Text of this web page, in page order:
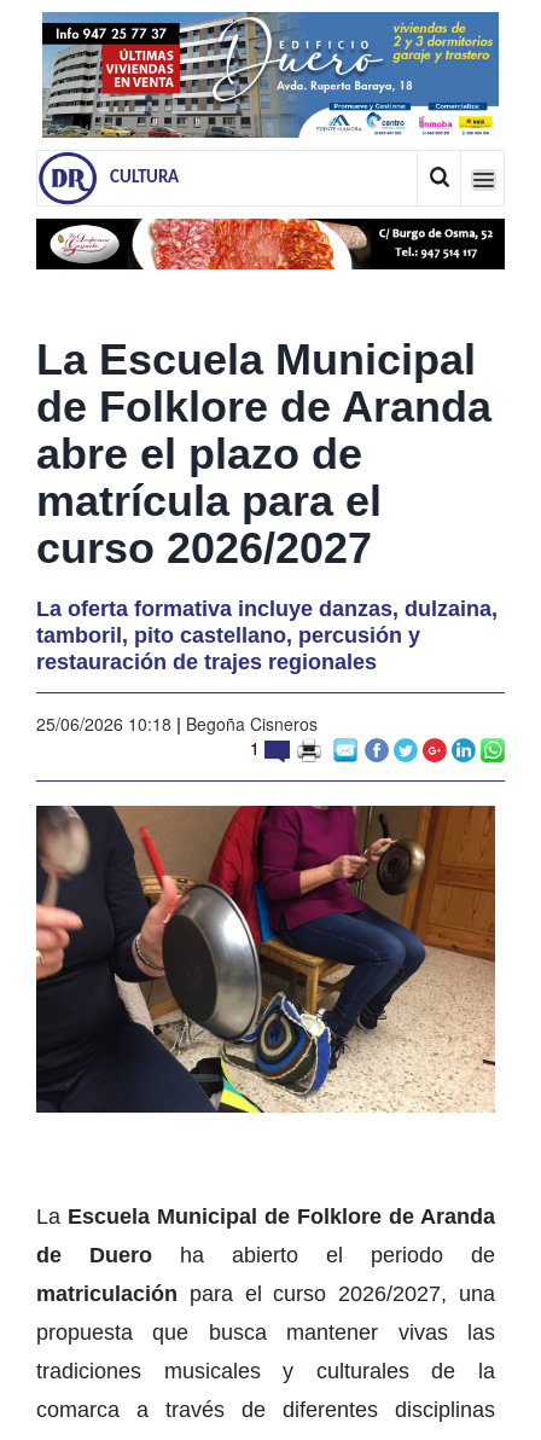
CULTURA
La Escuela Municipal
de Folklore de Aranda
abre el plazo de
matrícula para el
curso 2026/2027
La oferta formativa incluye danzas, dulzaina,
tamboril, pito castellano, percusión y
restauración de trajes regionales
25/06/2026 10:18 | Begoña Cisneros
1
La Escuela Municipal de Folklore de Aranda
de Duero ha abierto el periodo de
matriculación para el curso 2026/2027, una
propuesta que busca mantener vivas las
tradiciones musicales y culturales de la
comarca a través de diferentes disciplinas